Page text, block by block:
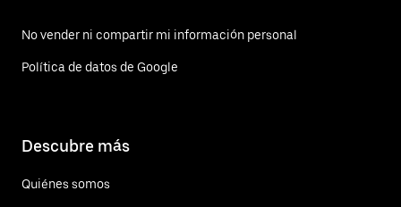
No vender ni compartir mi información personal
Política de datos de Google
Descubre más
Quiénes somos